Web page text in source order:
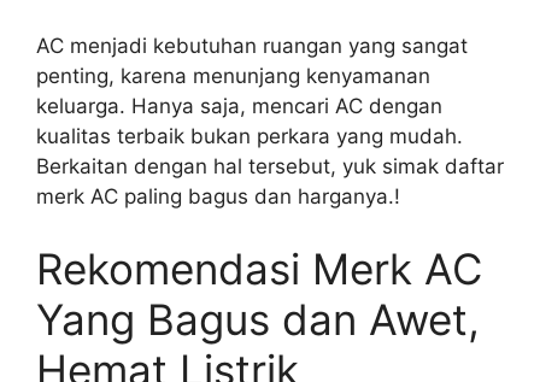
AC menjadi kebutuhan ruangan yang sangat
penting, karena menunjang kenyamanan
keluarga. Hanya saja, mencari AC dengan
kualitas terbaik bukan perkara yang mudah.
Berkaitan dengan hal tersebut, yuk simak daftar
merk AC paling bagus dan harganya.!
Rekomendasi Merk AC
Yang Bagus dan Awet,
Hemat Listrik